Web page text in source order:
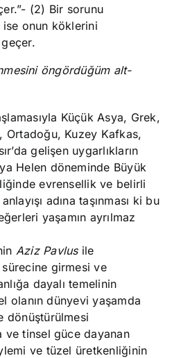
(2) Bir sorunu
ise onun köklerini
öngördüğüm alt-
Küçük Asya, Grek,
Ortadoğu, Kuzey Kafkas,
gelişen uygarlıkların
Helen döneminde Büyük
evrensellik ve belirli
adına taşınması ki bu
yaşamın ayrılmaz
Aziz Pavlusile
girmesi ve
dayalı temelinin
olanın dünyevi yaşamda
dönüştürülmesi
ve tinsel güce dayanan
ve tüzel üretkenliğinin